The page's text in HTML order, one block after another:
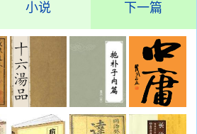
小说 下一篇